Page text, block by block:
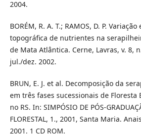
2004.
BORÉM, R. A. T.; RAMOS, D. P.
topográfica de nutrientes na
de Mata Atlântica. Cerne, Lavras, v. 8,
jul./dez. 2002.
BRUN, E. J. et al. Decomposição da
em três fases sucessionais de Floresta
no RS. In: SIMPÓSIO DE PÓS-
FLORESTAL, 1., 2001, Santa Maria.
2001. 1 CD ROM.